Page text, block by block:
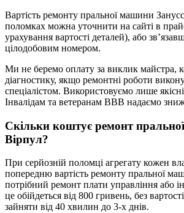
Вартість ремонту пральної машини
поломках можна уточнити на сайті в
урахування вартості деталей), або
цілодобовим номером.
Ми не беремо оплату за виклик майстра,
діагностику, якщо ремонтні роботи
спеціалістом. Використовуємо лише
Інвалідам та ветеранам ВВВ надаємо
Скільки коштує ремонт
Вірпул?
При серйозній поломці агрегату кожен
попередню вартість ремонту пральної
потрібний ремонт плати управління або
це обійдеться від 800 гривень, без
зайняти від 40 хвилин до 3-х днів.